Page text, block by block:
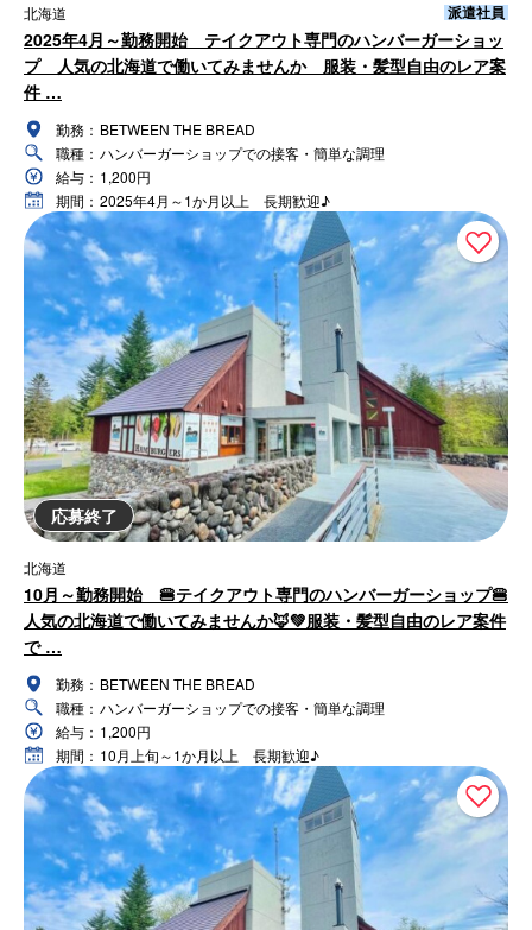
北海道 派遣社員
2025年4月～勤務開始 テイクアウト専門のハンバーガーショッ
プ 人気の北海道で働いてみませんか 服装・髪型自由のレア案
件 …
勤務： BETWEEN THE BREAD
職種： ハンバーガーショップでの接客・簡単な調理
給与： 1,200円
期間： 2025年4月～1か月以上 長期歓迎♪
応募終了
北海道
10月～勤務開始 🍔テイクアウト専門のハンバーガーショップ🍔
人気の北海道で働いてみませんか🦊💚服装・髪型自由のレア案件
で …
勤務： BETWEEN THE BREAD
職種： ハンバーガーショップでの接客・簡単な調理
給与： 1,200円
期間： 10月上旬～1か月以上 長期歓迎♪